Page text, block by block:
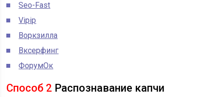
Seo-Fast
Vipip
Воркзилла
Вксерфинг
ФорумОк
Способ 2 Распознавание капчи